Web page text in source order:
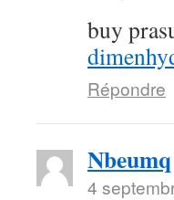
buy
Répondre
Nbeumq
4